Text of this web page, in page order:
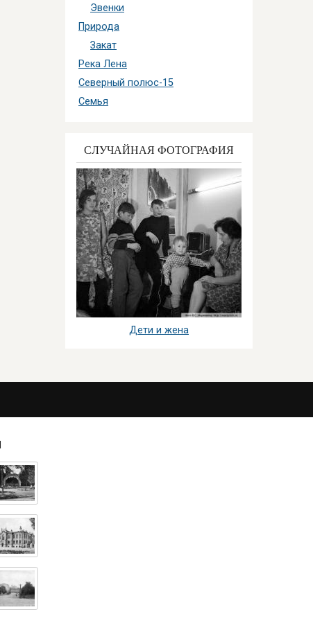
Эвенки
Природа
Закат
Река Лена
Северный полюс-15
Семья
СЛУЧАЙНАЯ ФОТОГРАФИЯ
Дети и жена